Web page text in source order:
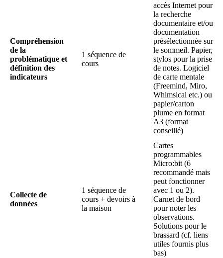
Compréhension
de la
problématique et
définition des
indicateurs
1 séquence de
cours
accès Internet pour
la recherche
documentaire et/ou
documentation
présélectionnée sur
le sommeil. Papier,
stylos pour la prise
de notes. Logiciel
de carte mentale
(Freemind, Miro,
Whimsical etc.) ou
papier/carton
plume en format
A3 (format
conseillé)
Collecte de
données
1 séquence de
cours + devoirs à
la maison
Cartes
programmables
Micro:bit(6
recommandé mais
peut fonctionner
avec 1 ou 2).
Carnet de bord
pour noter les
observations.
Solutions pour le
brassard (cf. liens
utiles fournis plus
bas)